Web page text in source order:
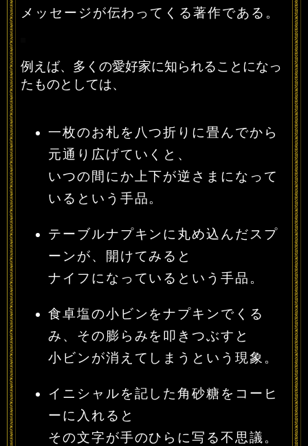
メッセージが伝わってくる著作である。
例えば、多くの愛好家に知られることになっ
たものとしては、
一枚のお札を八つ折りに畳んでから
元通り広げていくと、
いつの間にか上下が逆さまになって
いるという手品。
テーブルナプキンに丸め込んだスプ
ーンが、開けてみると
ナイフになっているという手品。
食卓塩の小ビンをナプキンでくる
み、その膨らみを叩きつぶすと
小ビンが消えてしまうという現象。
イニシャルを記した角砂糖をコーヒ
ーに入れると
その文字が手のひらに写る不思議。